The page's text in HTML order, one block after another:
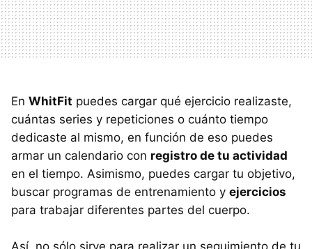
En WhitFit puedes cargar qué ejercicio realizaste,
cuántas series y repeticiones o cuánto tiempo
dedicaste al mismo, en función de eso puedes
armar un calendario con registro de tu actividad
en el tiempo. Asimismo, puedes cargar tu objetivo,
buscar programas de entrenamiento y ejercicios
para trabajar diferentes partes del cuerpo.
Así, no sólo sirve para realizar un seguimiento de tu